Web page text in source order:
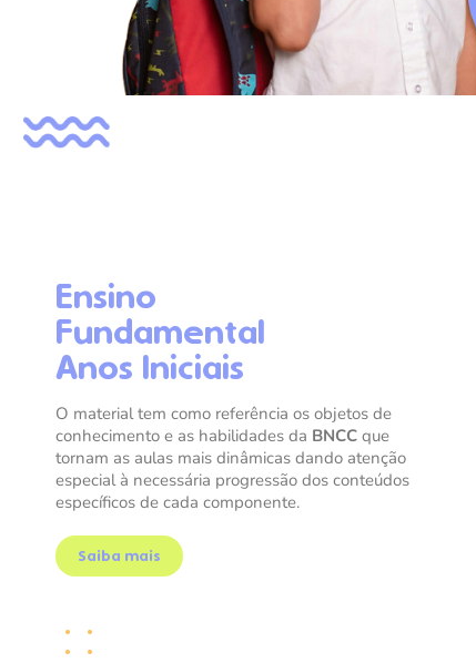
Ensino
Fundamental
Anos Iniciais
O material tem como referência os objetos de
conhecimento e as habilidades da BNCC que
tornam as aulas mais dinâmicas dando atenção
especial à necessária progressão dos conteúdos
específicos de cada componente.
Saiba mais